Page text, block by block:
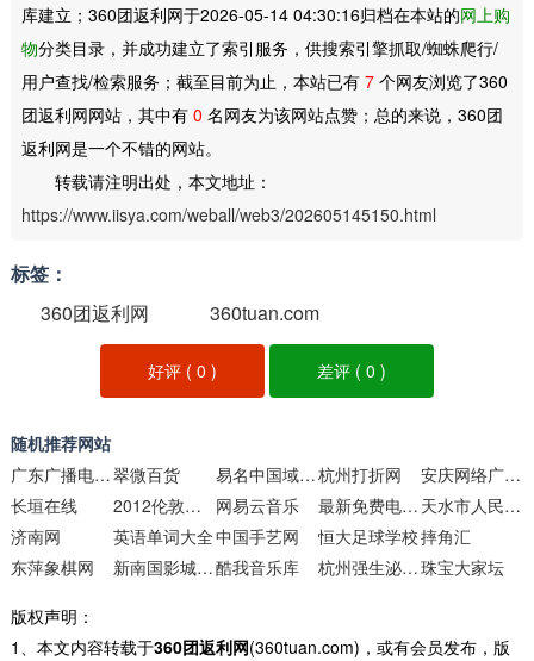
库建立；360团返利网于2026-05-14 04:30:16归档在本站的网上购
物分类目录，并成功建立了索引服务，供搜索引擎抓取/蜘蛛爬行/
用户查找/检索服务；截至目前为止，本站已有 7个网友浏览了360
团返利网网站，其中有 0 名网友为该网站点赞；总的来说，360团
返利网是一个不错的网站。
转载请注明出处，本文地址：
https://www.iisya.com/weball/web3/202605145150.html
标签：
360团返利网
360tuan.com
好评 (0 ) 差评 ( 0 )
随机推荐网站
广东广播电视台翠微百货 易名中国域名交易平台杭州打折网
安庆网络广播电视
长垣在线
2012伦敦奥运会_搜狐体育 网易云音乐 最新免费电影电视剧网站
天水市人民政府
济南网
英语单词大全中国手艺网 恒大足球学校摔角汇
东萍象棋网
新南国影城（深圳中信）酷我音乐库 杭州强生泌尿外科医院珠宝大家坛
版权声明：
1、本文内容转载于360团返利网(360tuan.com)，或有会员发布，版